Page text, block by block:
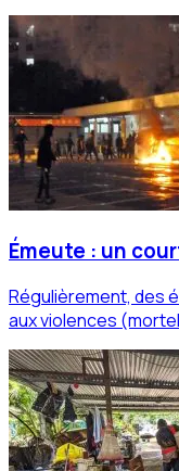
Émeute : un
Régulièrement, des
aux violences